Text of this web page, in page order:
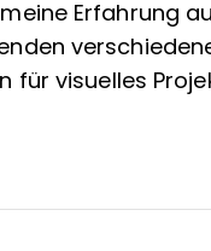
Erfahrung
für visuelles